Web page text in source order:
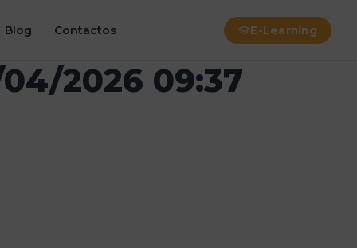
Blog Contactos E-Learning
2026 09:37